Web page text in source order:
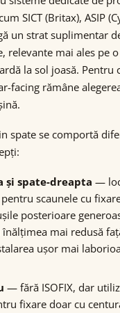
SICT (Britax), ASIP
un strat suplimentar
relevante mai ales pe
la sol joasă. Pentru
facing rămâne
spate se comportă
și spate-dreapta —
scaunele cu
posterioare
mai redusă
ușor mai
— fără ISOFIX, dar
fixare doar cu